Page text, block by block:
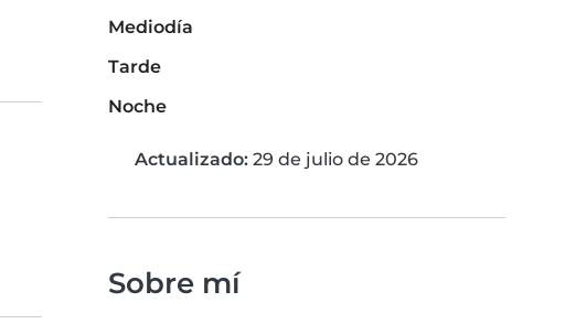
Mediodía
Tarde
Noche
Actualizado: 29 de julio de 2026
Sobre mí